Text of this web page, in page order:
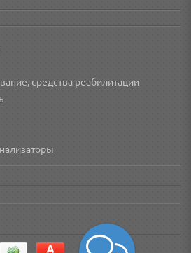
средства реабилитации